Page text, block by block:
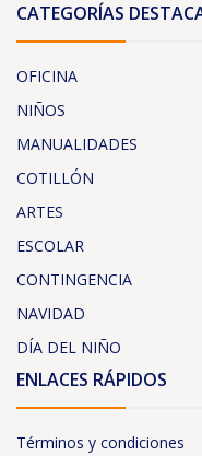
CATEGORÍAS
OFICINA
NIÑOS
MANUALIDADES
COTILLÓN
ARTES
ESCOLAR
CONTINGENCIA
NAVIDAD
DÍA DEL NIÑO
ENLACES RÁPIDOS
Términos y condiciones